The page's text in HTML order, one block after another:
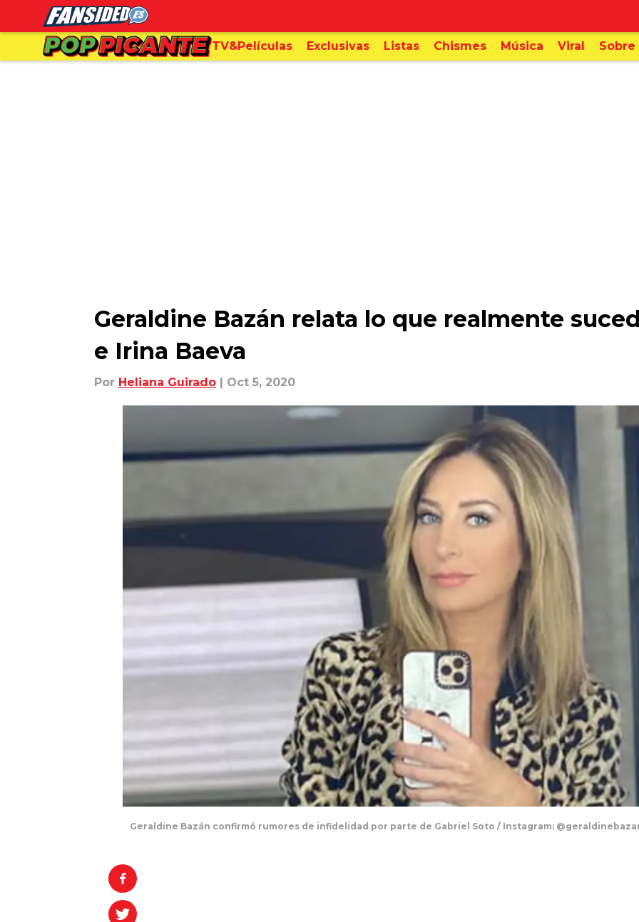
TV&Películas Exclusivas Listas Chismes Música Viral Sobre
Geraldine Bazán relata lo que realmente
e Irina Baeva
Por Heliana Guirado | Oct 5, 2020
Geraldine Bazán confirmó rumores de infidelidad por parte de Gabriel Soto / Instagram: